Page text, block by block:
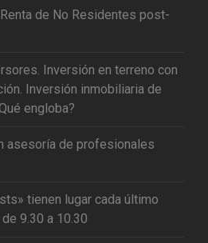
de No Residentes post-
Inversión en terreno con
Inversión inmobiliaria de
engloba?
asesoría de profesionales
tienen lugar cada último
9.30 a 10.30